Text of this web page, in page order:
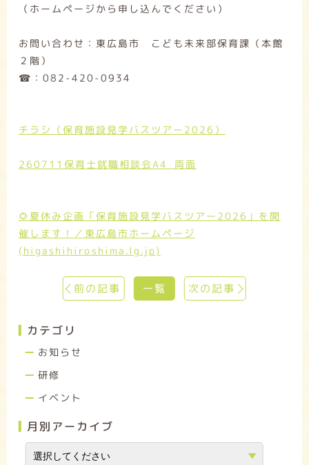
（ホームページから申し込んでください）
お問い合わせ：東広島市 こども未来部保育課（本館
２階）
☎：082-420-0934
チラシ（保育施設見学バスツアー2026）
260711保育士就職相談会A4_両面
🌻夏休み企画「保育施設見学バスツアー2026」を開
催します！／東広島市ホームページ
(higashihiroshima.lg.jp)
前の記事 一覧 次の記事
カテゴリ
お知らせ
研修
イベント
月別アーカイブ